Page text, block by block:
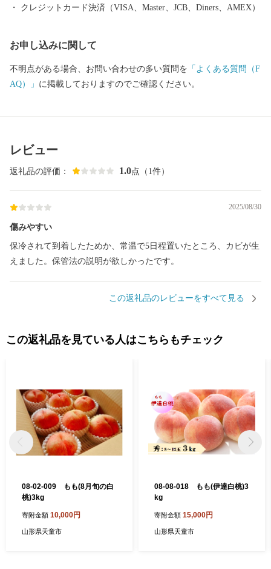
クレジットカード決済（VISA、Master、JCB、Diners、AMEX）
お申し込みに関して
不明点がある場合、お問い合わせの多い質問を 「よくある質問（F
AQ）」 に掲載しておりますのでご確認ください。
レビュー
返礼品の評価： 1.0点（1件）
2025/08/30
傷みやすい
保冷されて到着したためか、常温で5日程置いたところ、カビが生
えました。保管法の説明が欲しかったです。
この返礼品のレビューをすべて見る
この返礼品を見ている人はこちらもチェック
08-02-009 もも(8月旬の白
桃)3kg
寄附金額 10,000円
山形県天童市
08-08-018 もも(伊達白桃)3
kg
寄附金額 15,000円
山形県天童市